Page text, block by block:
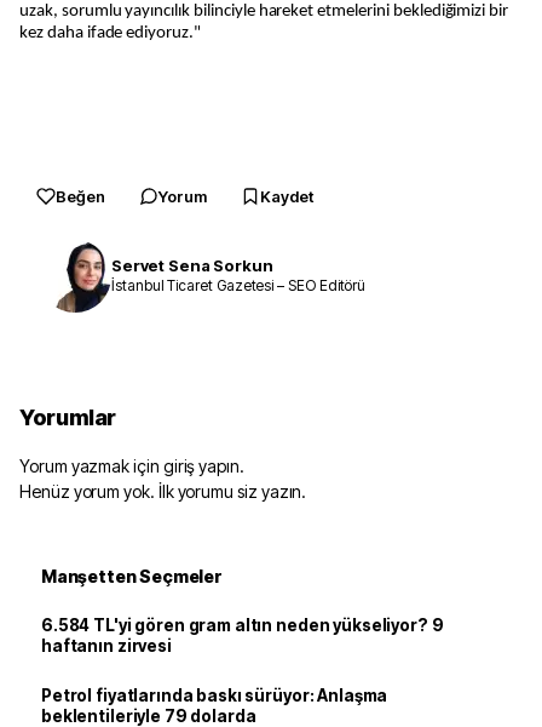
uzak, sorumlu yayıncılık bilinciyle hareket etmelerini beklediğimizi bir
kez daha ifade ediyoruz."
Beğen Yorum Kaydet
Servet Sena Sorkun
İstanbul Ticaret Gazetesi – SEO Editörü
Yorumlar
Yorum yazmak için giriş yapın.
Henüz yorum yok. İlk yorumu siz yazın.
Manşetten Seçmeler
6.584 TL'yi gören gram altın neden yükseliyor? 9
haftanın zirvesi
Petrol fiyatlarında baskı sürüyor: Anlaşma
beklentileriyle 79 dolarda